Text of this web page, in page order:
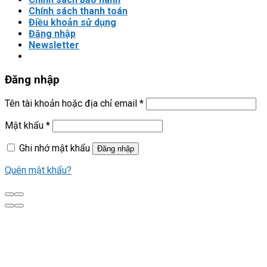
Chính sách thanh toán
Điều khoản sử dụng
Đăng nhập
Newsletter
Đăng nhập
Tên tài khoản hoặc địa chỉ email *
Mật khẩu *
Ghi nhớ mật khẩu
Đăng nhập
Quên mật khẩu?